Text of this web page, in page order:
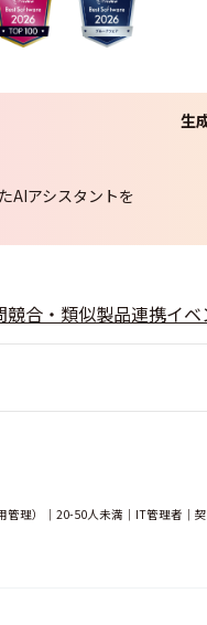
AIアシスタントを
生
競合・類似製品連携イベ
理）｜20-50人未満｜IT管理者｜